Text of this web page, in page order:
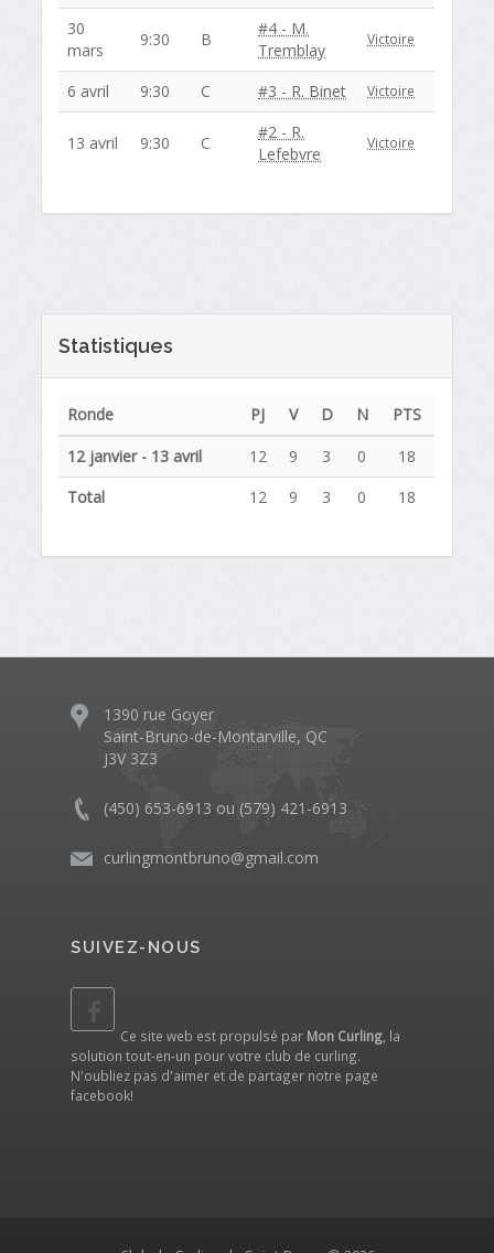
30
mars
9:30 B
#4 - M.
Tremblay
Victoire
6 avril 9:30 C #3 - R. Binet Victoire
13 avril 9:30 C
#2 - R.
Lefebvre
Victoire
Statistiques
Ronde PJ V D N
PTS
12 janvier - 13 avril
12 9 3 0
18
Total
12 9 3 0 18
1390 rue Goyer
Saint-Bruno-de-Montarville, QC
J3V 3Z3
(450) 653-6913 ou (579) 421-6913
curlingmontbruno@gmail.com
SUIVEZ-NOUS
Ce site web est propulsé par Mon Curling, la
solution tout-en-un pour votre club de curling.
N'oubliez pas d'aimer et de partager notre page
facebook!